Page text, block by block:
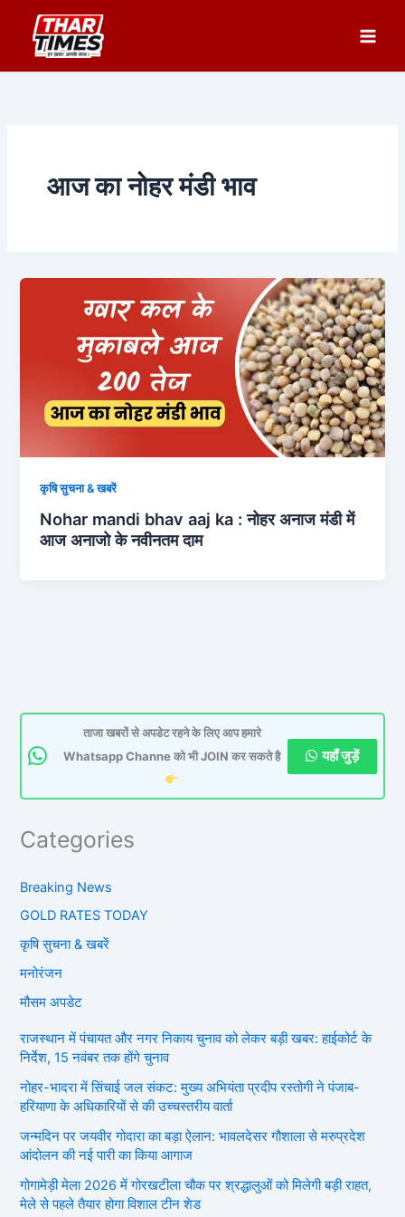
content
आज का नोहर मंडी भाव
कृषि सुचना & खबरें
Nohar mandi bhav aaj ka : नोहर अनाज मंडी में
आज अनाजो के नवीनतम दाम
ताजा खबरों से अपडेट रहने के लिए आप हमारे
Whatsapp Channe को भी JOIN कर सकते है
यहाँ जुड़ें
Categories
Breaking News
GOLD RATES TODAY
कृषि सुचना & खबरें
मनोरंजन
मौसम अपडेट
राजस्थान में पंचायत और नगर निकाय चुनाव को लेकर बड़ी खबर: हाईकोर्ट के
निर्देश, 15 नवंबर तक होंगे चुनाव
नोहर-भादरा में सिंचाई जल संकट: मुख्य अभियंता प्रदीप रस्तोगी ने पंजाब-
हरियाणा के अधिकारियों से की उच्चस्तरीय वार्ता
जन्मदिन पर जयवीर गोदारा का बड़ा ऐलान: भावलदेसर गौशाला से मरुप्रदेश
आंदोलन की नई पारी का किया आगाज
गोगामेड़ी मेला 2026 में गोरखटीला चौक पर श्रद्धालुओं को मिलेगी बड़ी राहत,
मेले से पहले तैयार होगा विशाल टीन शेड